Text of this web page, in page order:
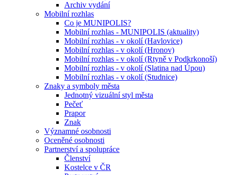
Archiv vydání
Mobilní rozhlas
Co je MUNIPOLIS?
Mobilní rozhlas - MUNIPOLIS (aktuality)
Mobilní rozhlas - v okolí (Havlovice)
Mobilní rozhlas - v okolí (Hronov)
Mobilní rozhlas - v okolí (Rtyně v Podkrkonoší)
Mobilní rozhlas - v okolí (Slatina nad Úpou)
Mobilní rozhlas - v okolí (Studnice)
Znaky a symboly města
Jednotný vizuální styl města
Pečeť
Prapor
Znak
Významné osobnosti
Oceněné osobnosti
Partnerství a spolupráce
Členství
Kostelce v ČR